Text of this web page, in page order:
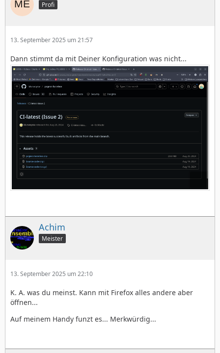
Profi
13. September 2025 um 21:57
Dann stimmt da mit Deiner Konfiguration was nicht...
Achim
Meister
13. September 2025 um 22:10
K. A. was du meinst. Kann mit Firefox alles andere aber
öffnen...
Auf meinem Handy funzt es... Merkwürdig...